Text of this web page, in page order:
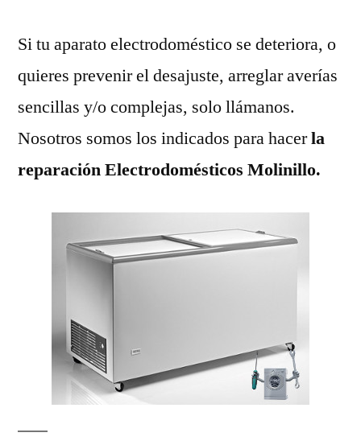
Si tu aparato electrodoméstico se deteriora, o
quieres prevenir el desajuste, arreglar averías
sencillas y/o complejas, solo llámanos.
Nosotros somos los indicados para hacerla
reparación Electrodomésticos Molinillo.